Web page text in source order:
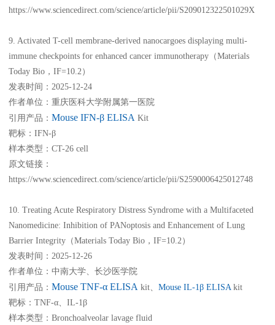
https://www.sciencedirect.com/science/article/pii/S209012322501029X
9. Activated T-cell membrane-derived nanocargoes displaying multi-
immune checkpoints for enhanced cancer immunotherapy（Materials
Today Bio，IF=10.2）
发表时间：2025-12-24
作者单位：重庆医科大学附属第一医院
引用产品： Mouse IFN-β ELISA Kit
靶标：IFN-β
样本类型：CT-26 cell
原文链接：
https://www.sciencedirect.com/science/article/pii/S2590006425012748
10. Treating Acute Respiratory Distress Syndrome with a Multifaceted
Nanomedicine: Inhibition of PANoptosis and Enhancement of Lung
Barrier Integrity（Materials Today Bio，IF=10.2）
发表时间：2025-12-26
作者单位：中南大学、长沙医学院
引用产品： Mouse TNF-α ELISA kit、Mouse IL-1β ELISA kit
靶标：TNF-α、IL-1β
样本类型：Bronchoalveolar lavage fluid